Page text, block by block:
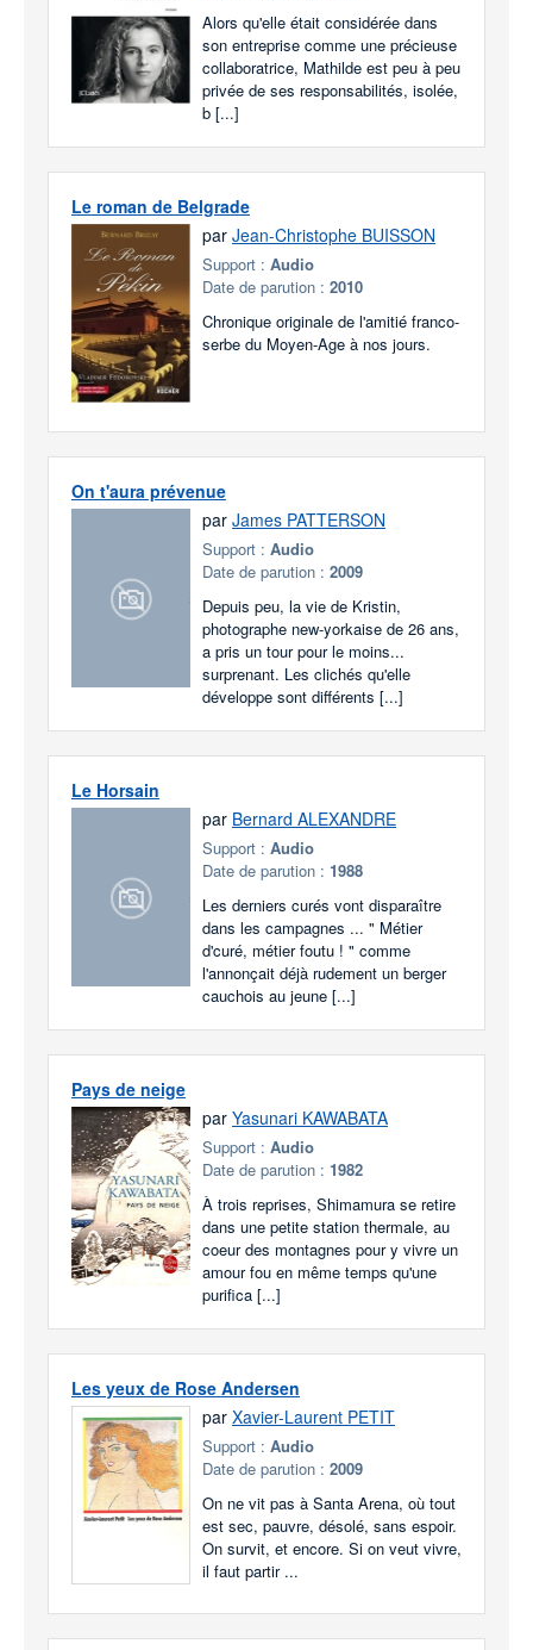
Alors qu'elle était considérée dans
son entreprise comme une précieuse
collaboratrice, Mathilde est peu à peu
privée de ses responsabilités, isolée,
b [...]
Le roman de Belgrade
par Jean-Christophe BUISSON
Support : Audio
Date de parution : 2010
Chronique originale de l'amitié franco-
serbe du Moyen-Age à nos jours.
On t'aura prévenue
par James PATTERSON
Support : Audio
Date de parution : 2009
Depuis peu, la vie de Kristin,
photographe new-yorkaise de 26 ans,
a pris un tour pour le moins...
surprenant. Les clichés qu'elle
développe sont différents [...]
Le Horsain
par Bernard ALEXANDRE
Support : Audio
Date de parution : 1988
Les derniers curés vont disparaître
dans les campagnes ... " Métier
d'curé, métier foutu ! " comme
l'annonçait déjà rudement un berger
cauchois au jeune [...]
Pays de neige
par Yasunari KAWABATA
Support : Audio
Date de parution : 1982
À trois reprises, Shimamura se retire
dans une petite station thermale, au
coeur des montagnes pour y vivre un
amour fou en même temps qu'une
purifica [...]
Les yeux de Rose Andersen
par Xavier-Laurent PETIT
Support : Audio
Date de parution : 2009
On ne vit pas à Santa Arena, où tout
est sec, pauvre, désolé, sans espoir.
On survit, et encore. Si on veut vivre,
il faut partir ...